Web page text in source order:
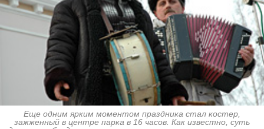
Еще одним ярким моментом праздника стал костер,
зажженный в центре парка в 16 часов. Как известно, суть